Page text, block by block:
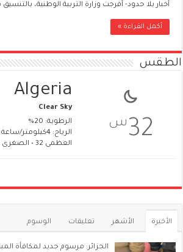
أخبار بلا حدود- أفرجت وزارة التربية الوطنية،
أكمل القراءة »
الطقس
32 س
Algeria
Clear Sky
الرطوبة: 20%
الرياح: 4كيلومتر/ساعة ق.ش.ق‎
العظمى 32 • الصغرى 32
الأخيرة الأشهر تعليقات الوسوم
الجزائر: مرسوم جديد لمكافأة